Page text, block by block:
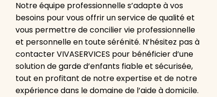
Notre équipe professionnelle s’adapte à vos
besoins pour vous offrir un service de qualité et
vous permettre de concilier vie professionnelle
et personnelle en toute sérénité. N’hésitez pas à
contacter VIVASERVICES pour bénéficier d’une
solution de garde d’enfants fiable et sécurisée,
tout en profitant de notre expertise et de notre
expérience dans le domaine de l’aide à domicile.